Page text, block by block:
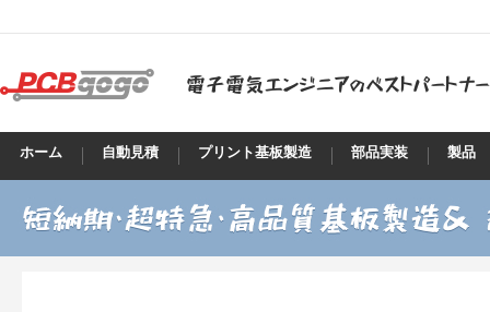
ホーム 自動見積 プリント基板製造 部品実装 製品